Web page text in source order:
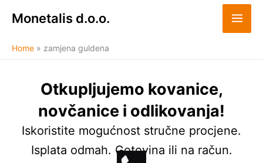
Monetalis d.o.o.
Home zamjena guldena
Otkupljujemo kovanice,
novčanice i odlikovanja!
Iskoristite mogućnost stručne procjene.
Isplata odmah. Gotovina ili na račun.